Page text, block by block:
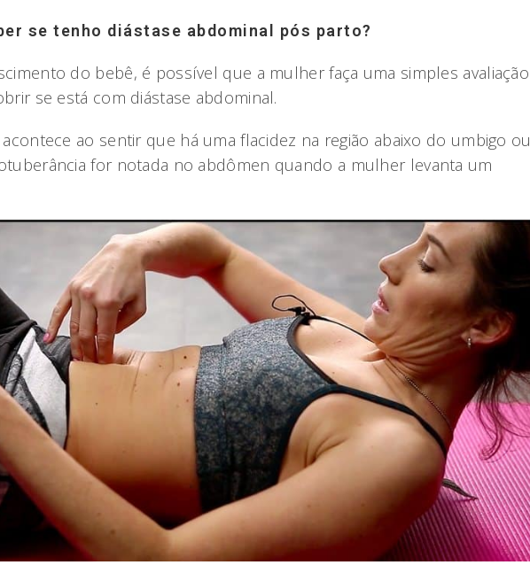
se tenho diástase abdominal pós parto?
do bebê, é possível que a mulher faça uma simples avaliação
se está com diástase abdominal.
ao sentir que há uma flacidez na região abaixo do umbigo ou
for notada no abdômen quando a mulher levanta um